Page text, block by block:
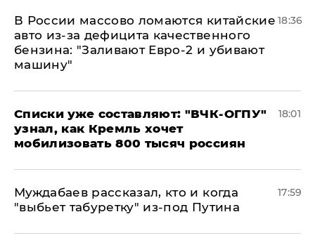
В России массово ломаются китайские
авто из-за дефицита качественного
бензина: "Заливают Евро-2 и убивают
машину"
18:36
Списки уже составляют: "ВЧК-ОГПУ"
узнал, как Кремль хочет
мобилизовать 800 тысяч россиян
18:01
Муждабаев рассказал, кто и когда
"выбьет табуретку" из-под Путина
17:59